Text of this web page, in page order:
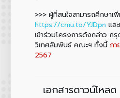
>>> ผู้ที่สนใจสามารถศึกษาเ
https://cmu.to/YJDpnและ
เข้าร่วมโครงการดังกล่าว ก
วิเทศสัมพันธ์ คณะฯ ทั้งนี้ภา
2567
เอกสารดาวน์โหลด